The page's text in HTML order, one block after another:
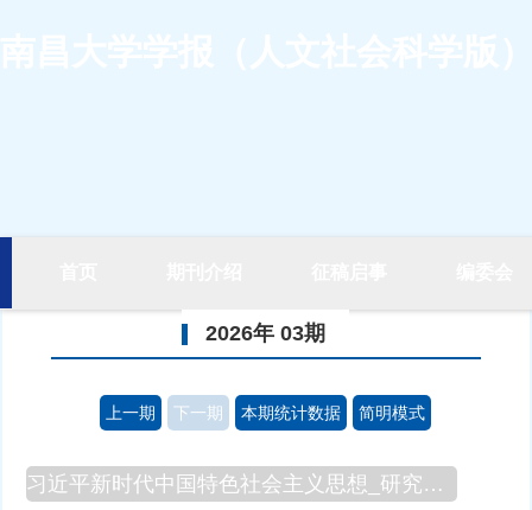
2026年 03期
上一期 下一期 本期统计数据 简明模式
习近平新时代中国特色社会主义思想_研究阐释党的二十届四中全会精神